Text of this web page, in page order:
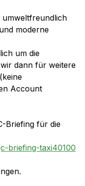
moderne
um die
dann für weitere
Account
Briefing für die
briefing-taxi40100